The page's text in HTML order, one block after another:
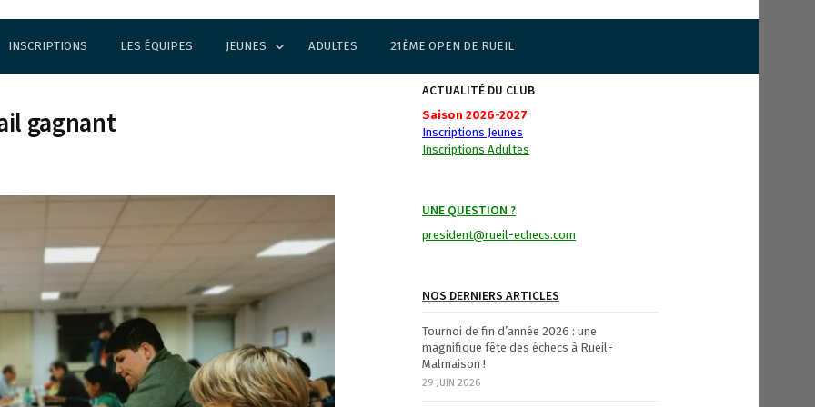
INSCRIPTIONS LES ÉQUIPES JEUNES ADULTES 21ÈME OPEN DE RUEIL
gagnant
ACTUALITÉ DU CLUB
Saison 2026-2027
Inscriptions Jeunes
Inscriptions Adultes
UNE QUESTION ?
president@rueil-echecs.com
NOS DERNIERS ARTICLES
Tournoi de fin d’année 2026 : une
magnifique fête des échecs à Rueil-
Malmaison !
29 JUIN 2026